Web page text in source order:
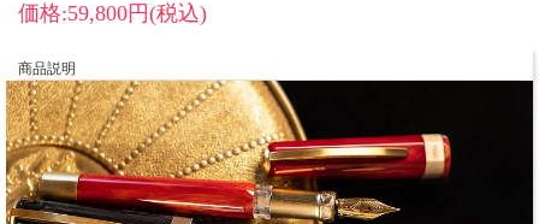
価格:59,800円(税込)
商品説明